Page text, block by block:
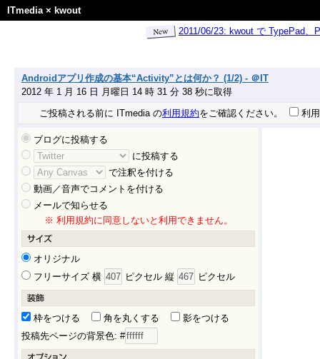
ITmedia× kwout
2011/06/23: kwout で TypePad
Androidアプリ作成の基本“Activity”とは何か？ (1/2) - ＠IT
2012 年 1 月 16 日 月曜日 14 時 31 分 38 秒に取得
ご投稿される前に ITmedia の利用規約をご確認ください。 利
ブログに投稿する
に投稿する
で注釈を付ける
動画／音声でコメントを付ける
メールで知らせる
※ 利用規約に同意しないと利用できません。
オリジナル
フリーサイズ 横
ピクセル 縦 ピクセル
枠をつける 角を丸くする
影をつける
投稿先ページの背景色: #